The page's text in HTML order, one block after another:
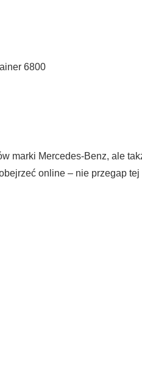
6800
marki Mercedes-Benz, ale
online – nie przegap tej